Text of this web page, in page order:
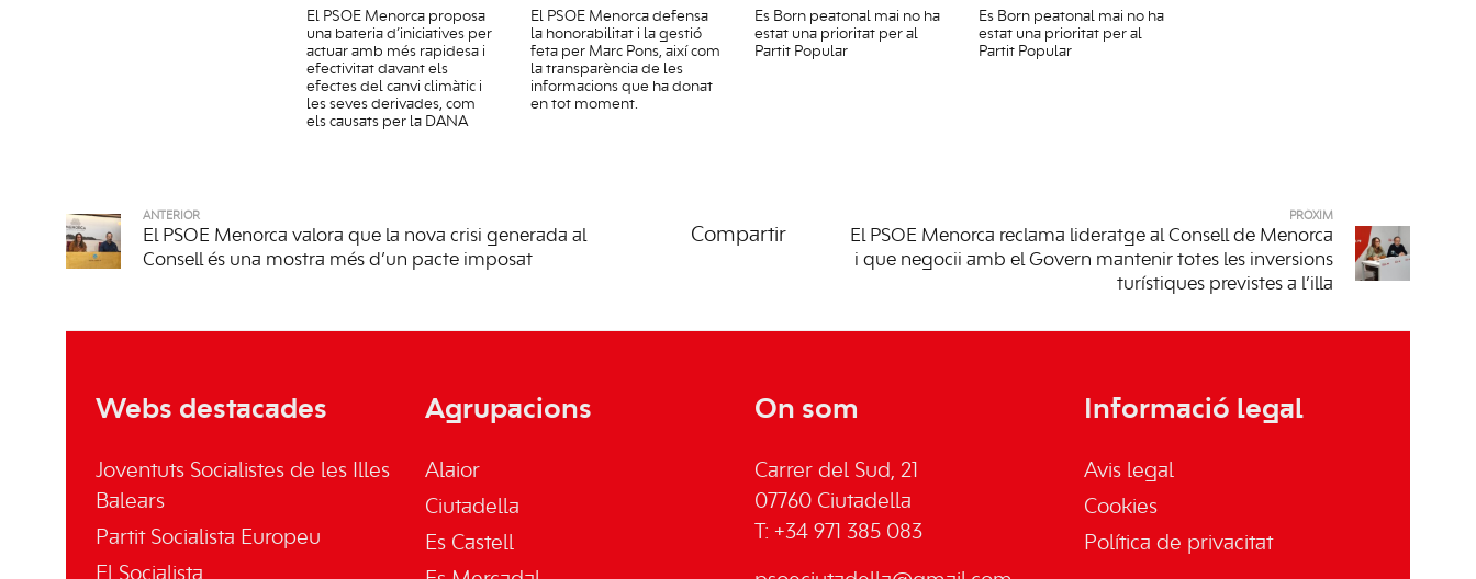
El PSOE Menorca proposa
una bateria d’iniciatives per
actuar amb més rapidesa i
efectivitat davant els
efectes del canvi climàtic i
les seves derivades, com
els causats per la DANA
El PSOE Menorca defensa
la honorabilitat i la gestió
feta per Marc Pons, així com
la transparència de les
informacions que ha donat
en tot moment.
Es Born peatonal mai no ha
estat una prioritat per al
Partit Popular
Es Born peatonal mai no ha
estat una prioritat per al
Partit Popular
ANTERIOR
El PSOE Menorca valora que la nova crisi generada al
Consell és una mostra més d’un pacte imposat
Compartir
PRÒXIM
El PSOE Menorca reclama lideratge al Consell de Menorca
i que negocii amb el Govern mantenir totes les inversions
turístiques previstes a l’illa
Webs destacades
Joventuts Socialistes de les Illes
Balears
Partit Socialista Europeu
El Socialista
Agrupacions
Alaior
Ciutadella
Es Castell
On som
Carrer del Sud, 21
07760 Ciutadella
T: +34 971 385 083
Informació legal
Avis legal
Cookies
Política de privacitat